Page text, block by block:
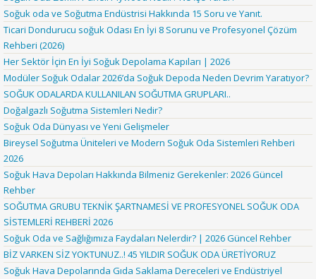
Soğuk oda ve Soğutma Endüstrisi Hakkında 15 Soru ve Yanıt.
Ticari Dondurucu soğuk Odası En İyi 8 Sorunu ve Profesyonel Çözüm
Rehberi (2026)
Her Sektör İçin En İyi Soğuk Depolama Kapıları | 2026
Modüler Soğuk Odalar 2026’da Soğuk Depoda Neden Devrim Yaratıyor?
SOĞUK ODALARDA KULLANILAN SOĞUTMA GRUPLARI..
Doğalgazlı Soğutma Sistemleri Nedir?
Soğuk Oda Dünyası ve Yeni Gelişmeler
Bireysel Soğutma Üniteleri ve Modern Soğuk Oda Sistemleri Rehberi
2026
Soğuk Hava Depoları Hakkında Bilmeniz Gerekenler: 2026 Güncel
Rehber
SOĞUTMA GRUBU TEKNİK ŞARTNAMESİ VE PROFESYONEL SOĞUK ODA
SİSTEMLERİ REHBERİ 2026
Soğuk Oda ve Sağlığımıza Faydaları Nelerdir? | 2026 Güncel Rehber
BİZ VARKEN SİZ YOKTUNUZ..! 45 YILDIR SOĞUK ODA ÜRETİYORUZ
Soğuk Hava Depolarında Gıda Saklama Dereceleri ve Endüstriyel